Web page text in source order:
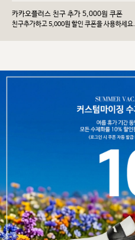
카카오플러스 친구 추가 5,000원 쿠폰
친구추가하고 5,000원 할인 쿠폰을 사용하세요.